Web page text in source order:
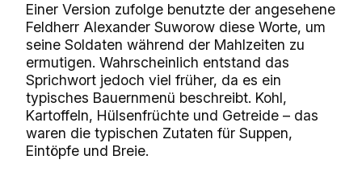
Einer Version zufolge benutzte der angesehene
Feldherr Alexander Suworow diese Worte, um
seine Soldaten während der Mahlzeiten zu
ermutigen. Wahrscheinlich entstand das
Sprichwort jedoch viel früher, da es ein
typisches Bauernmenü beschreibt. Kohl,
Kartoffeln, Hülsenfrüchte und Getreide – das
waren die typischen Zutaten für Suppen,
Eintöpfe und Breie.